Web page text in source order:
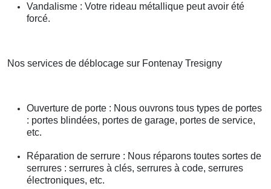
Vandalisme : Votre rideau métallique peut avoir été
forcé.
Nos services de déblocage sur Fontenay Tresigny
Ouverture de porte : Nous ouvrons tous types de portes
: portes blindées, portes de garage, portes de service,
etc.
Réparation de serrure : Nous réparons toutes sortes de
serrures : serrures à clés, serrures à code, serrures
électroniques, etc.